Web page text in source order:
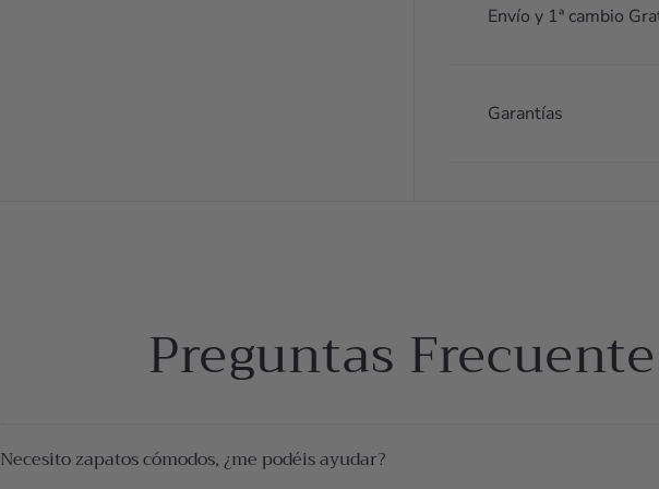
Envío y 1ª cambio
Garantías
Preguntas
Necesito zapatos cómodos, ¿me podéis ayudar?